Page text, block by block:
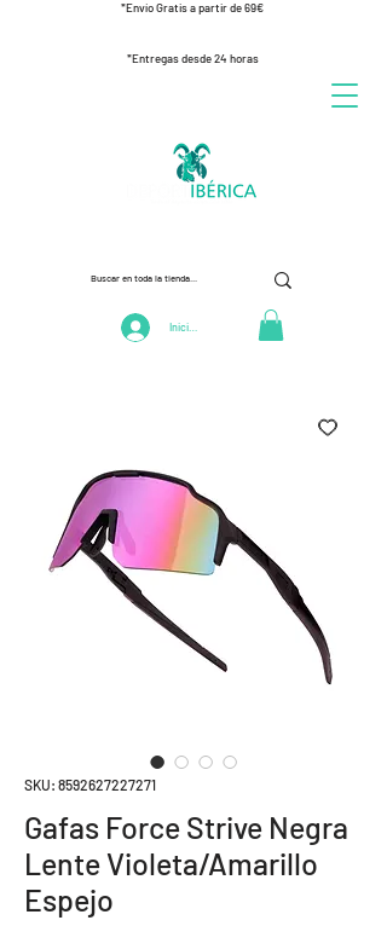
*Envío Gratis a partir de 69€
*Entregas desde 24 horas
Iniciar Sesión
SKU: 8592627227271
Gafas Force Strive Negra
Lente Violeta/Amarillo
Espejo